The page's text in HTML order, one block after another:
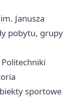
Janusza
pobytu, grupy
sportowe